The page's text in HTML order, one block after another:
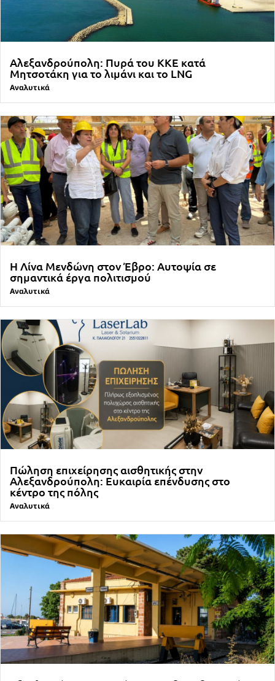
Αλεξανδρούπολη: Πυρά του ΚΚΕ κατά
Μητσοτάκη για το λιμάνι και το LNG
Αναλυτικά
Η Λίνα Μενδώνη στον Έβρο: Αυτοψία σε
σημαντικά έργα πολιτισμού
Αναλυτικά
Πώληση επιχείρησης αισθητικής στην
Αλεξανδρούπολη: Ευκαιρία επένδυσης στο
κέντρο της πόλης
Αναλυτικά